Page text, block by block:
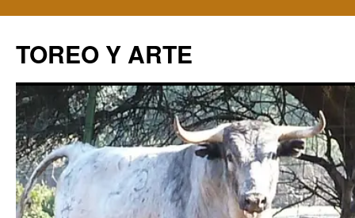
TOREO Y ARTE